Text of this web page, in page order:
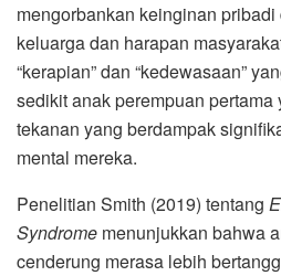
mengorbankan keinginan
keluarga dan harapan
“kerapian” dan “kedewasaan”
sedikit anak perempuan pertama
tekanan yang berdampak
mental mereka.
Penelitian Smith (2019) tentang
Syndrome menunjukkan bahwa
cenderung merasa lebih